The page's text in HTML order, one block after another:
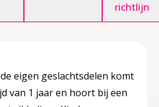
richtlijn
eigen geslachtsdelen komt
van 1 jaar en hoort bij een